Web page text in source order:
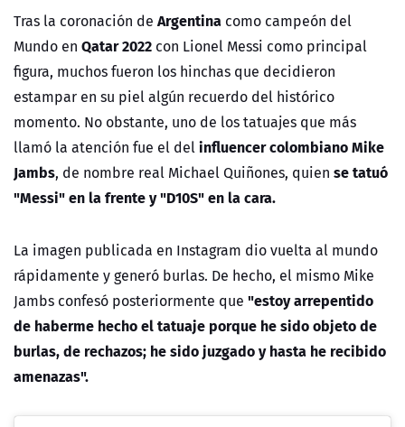
Tras la coronación de Argentina como campeón del
Mundo en Qatar 2022 con Lionel Messi como principal
figura, muchos fueron los hinchas que decidieron
estampar en su piel algún recuerdo del histórico
momento. No obstante, uno de los tatuajes que más
llamó la atención fue el delinfluencer colombiano Mike
Jambs, de nombre real Michael Quiñones, quien se tatuó
"Messi" en la frente y "D10S" en la cara.
La imagen publicada en Instagram dio vuelta al mundo
rápidamente y generó burlas. De hecho, el mismo Mike
Jambs confesó posteriormente que "estoy arrepentido
de haberme hecho el tatuaje porque he sido objeto de
burlas, de rechazos; he sido juzgado y hasta he recibido
amenazas".